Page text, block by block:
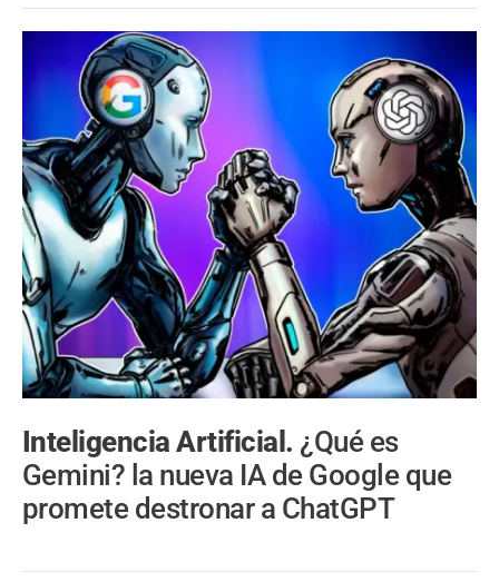
Inteligencia Artificial. ¿Qué es
Gemini? la nueva IA de Google que
promete destronar a ChatGPT